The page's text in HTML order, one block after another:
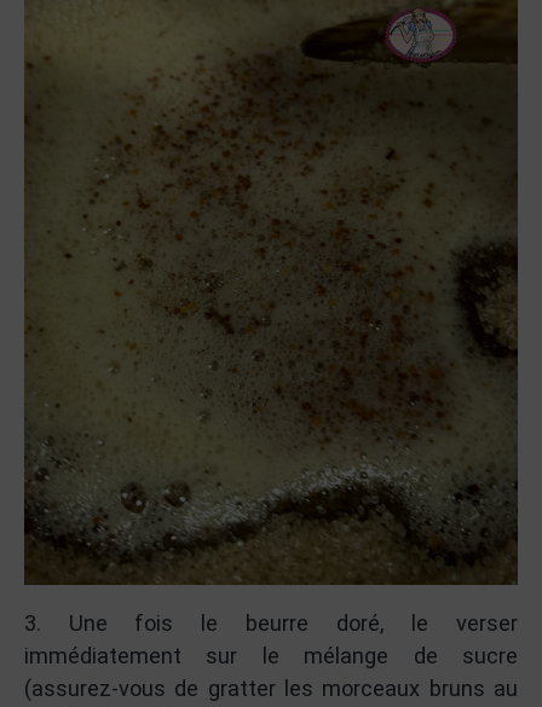
3. Une fois le beurre doré, le verser
immédiatement sur le mélange de sucre
(assurez-vous de gratter les morceaux bruns au